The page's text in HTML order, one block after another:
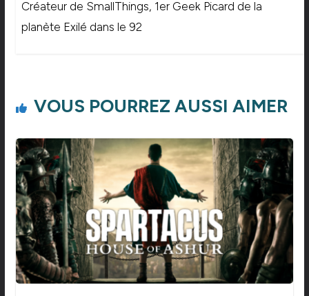
Créateur de SmallThings, 1er Geek Picard de la
planète Exilé dans le 92
VOUS POURREZ AUSSI AIMER